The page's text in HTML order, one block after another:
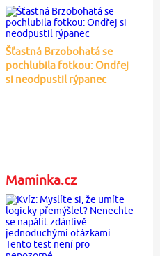
Šťastná Brzobohatá se
pochlubila fotkou: Ondřej
si neodpustil rýpanec
Maminka.cz